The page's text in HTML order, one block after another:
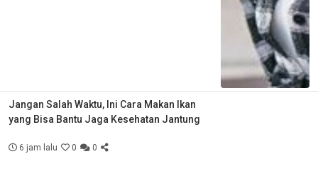
Jangan Salah Waktu, Ini Cara Makan Ikan
yang Bisa Bantu Jaga Kesehatan Jantung
6 jam lalu 0 0